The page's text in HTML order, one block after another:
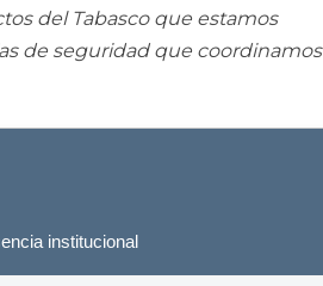
del Tabasco que estamos
de seguridad que coordinamos
institucional